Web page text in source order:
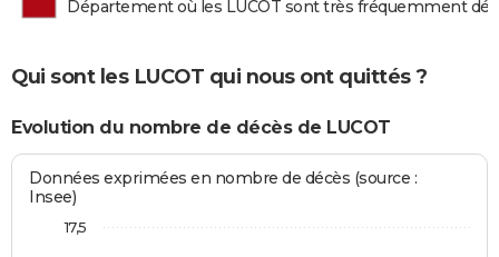
Département où les LUCOT sont très fréquemment
Qui sont les LUCOT qui nous ont quittés ?
Evolution du nombre de décès de LUCOT
Données exprimées en nombre de décès (source :
Insee)
17,5